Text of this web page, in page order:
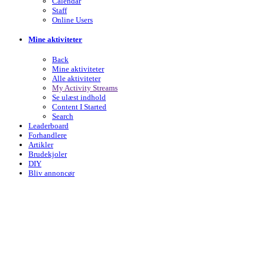
Staff
Online Users
Mine aktiviteter
Back
Mine aktiviteter
Alle aktiviteter
My Activity Streams
Se ulæst indhold
Content I Started
Search
Leaderboard
Forhandlere
Artikler
Brudekjoler
DIY
Bliv annoncør